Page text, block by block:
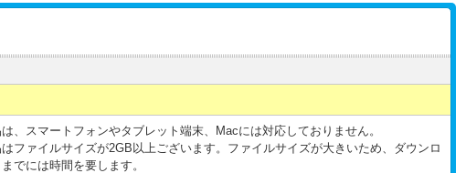
は、スマートフォンやタブレット端末、Macには対応しておりません。
はファイルサイズが2GB以上ございます。ファイルサイズが大きいため、ダウンロ
でには時間を要します。